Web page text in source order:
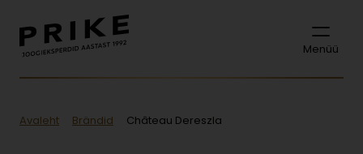
Menüü
Avaleht Brändid Château Dereszla